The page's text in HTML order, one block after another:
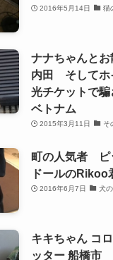
2016年5月14日 猫
ナナちゃんと
内田 そしてホ
光チケットで
ベトナム
2015年3月11日 そ
町の人気者 ピ
ドールのRikoo
2016年6月7日 犬
キキちゃん コ
ッター 船橋市